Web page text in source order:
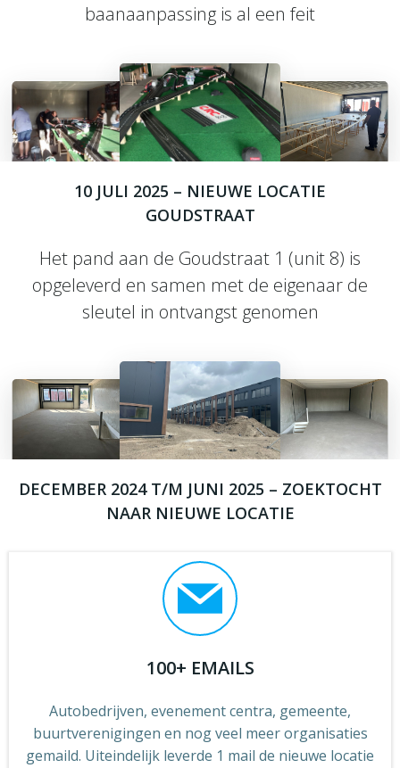
baanaanpassing is al een feit
10 JULI 2025 – NIEUWE LOCATIE
GOUDSTRAAT
Het pand aan de Goudstraat 1 (unit 8) is
opgeleverd en samen met de eigenaar de
sleutel in ontvangst genomen
DECEMBER 2024 T/M JUNI 2025 – ZOEKTOCHT
NAAR NIEUWE LOCATIE
100+ EMAILS
Autobedrijven, evenement centra, gemeente,
buurtverenigingen en nog veel meer organisaties
gemaild. Uiteindelijk leverde 1 mail de nieuwe locatie